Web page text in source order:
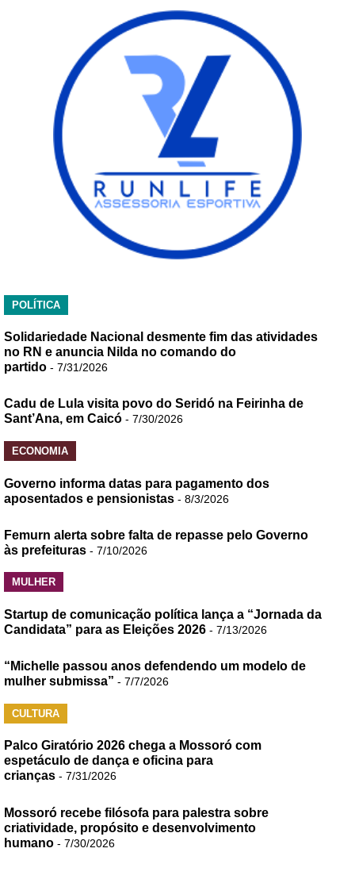
POLÍTICA
Solidariedade Nacional desmente fim das atividades
no RN e anuncia Nilda no comando do
partido - 7/31/2026
Cadu de Lula visita povo do Seridó na Feirinha de
Sant’Ana, em Caicó - 7/30/2026
ECONOMIA
Governo informa datas para pagamento dos
aposentados e pensionistas - 8/3/2026
Femurn alerta sobre falta de repasse pelo Governo
às prefeituras - 7/10/2026
MULHER
Startup de comunicação política lança a “Jornada da
Candidata” para as Eleições 2026 - 7/13/2026
“Michelle passou anos defendendo um modelo de
mulher submissa” - 7/7/2026
CULTURA
Palco Giratório 2026 chega a Mossoró com
espetáculo de dança e oficina para
crianças - 7/31/2026
Mossoró recebe filósofa para palestra sobre
criatividade, propósito e desenvolvimento
humano - 7/30/2026